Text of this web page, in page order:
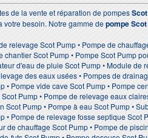
de la vente et réparation de pompes
votre besoin. Notre gamme depompe
relevage Scot Pump • Pompe de
chantier Scot Pump • Pompe Scot Pump
d'eau de pluie Scot Pump • Module de
des eaux usées • Pompes de
• Pompe vide cave Scot Pump • Pompe
Pump • Pompe de relevage eaux
Scot Pump • Pompe à eau Scot Pump •
• Pompe de relevage fosse septique Scot
de chauffage Scot Pump • Pompe de